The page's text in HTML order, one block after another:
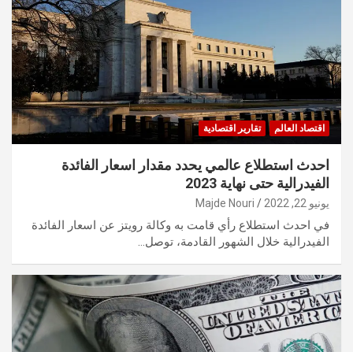
اقتصاد العالم تقارير اقتصادية
احدث استطلاع عالمي يحدد مقدار اسعار الفائدة
الفيدرالية حتى نهاية 2023
يونيو 22, 2022 Majde Nouri
في احدث استطلاع رأي قامت به وكالة رويتز عن اسعار الفائدة
الفيدرالية خلال الشهور القادمة، توصل…